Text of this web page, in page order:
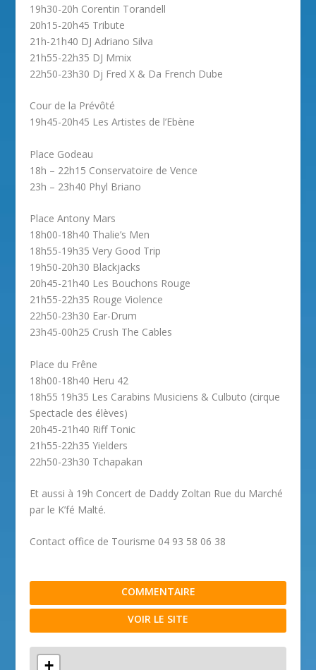
19h30-20h Corentin Torandell
20h15-20h45 Tribute
21h-21h40 DJ Adriano Silva
21h55-22h35 DJ Mmix
22h50-23h30 Dj Fred X & Da French Dube
Cour de la Prévôté
19h45-20h45 Les Artistes de l’Ebène
Place Godeau
18h – 22h15 Conservatoire de Vence
23h – 23h40 Phyl Briano
Place Antony Mars
18h00-18h40 Thalie’s Men
18h55-19h35 Very Good Trip
19h50-20h30 Blackjacks
20h45-21h40 Les Bouchons Rouge
21h55-22h35 Rouge Violence
22h50-23h30 Ear-Drum
23h45-00h25 Crush The Cables
Place du Frêne
18h00-18h40 Heru 42
18h55 19h35 Les Carabins Musiciens & Culbuto (cirque
Spectacle des élèves)
20h45-21h40 Riff Tonic
21h55-22h35 Yielders
22h50-23h30 Tchapakan
Et aussi à 19h Concert de Daddy Zoltan Rue du Marché
par le K’fé Malté.
Contact office de Tourisme 04 93 58 06 38
COMMENTAIRE
VOIR LE SITE
+